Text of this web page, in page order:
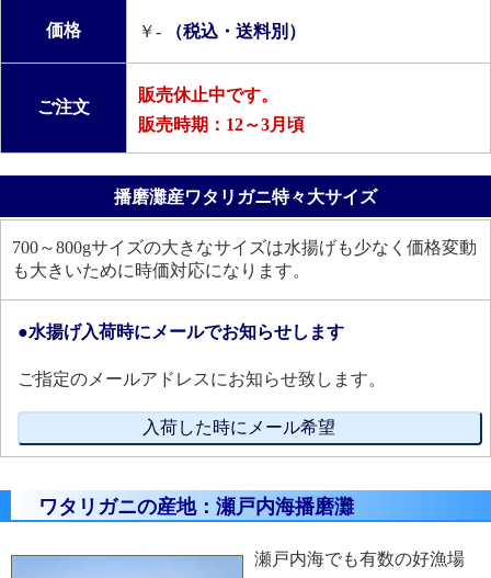
価格 ￥- （税込・送料別）
ご注文
販売休止中です。
販売時期：12～3月頃
播磨灘産ワタリガニ特々大サイズ
700～800gサイズの大きなサイズは水揚げも少なく価格変動
も大きいために時価対応になります。
●水揚げ入荷時にメールでお知らせします
ご指定のメールアドレスにお知らせ致します。
入荷した時にメール希望
ワタリガニの産地：瀬戸内海播磨灘
瀬戸内海でも有数の好漁場